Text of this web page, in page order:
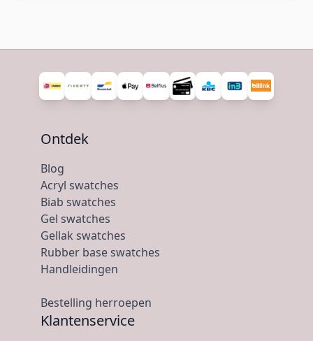
Ontdek
Blog
Acryl swatches
Biab swatches
Gel swatches
Gellak swatches
Rubber base swatches
Handleidingen
Bestelling herroepen
Klantenservice